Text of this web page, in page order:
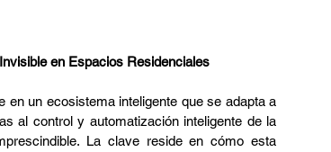
en Espacios Residenciales
en un ecosistema inteligente que se adapta a
al control y automatización inteligente de la
La clave reside en cómo esta